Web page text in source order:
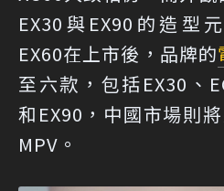
EX30與EX90的造型
EX60在上市後，品牌的
至六款，包括EX30、
和EX90，中國市場則
MPV。